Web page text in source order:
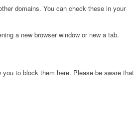
domains. You can check these in your
a new browser window or new a tab.
to block them here. Please be aware that